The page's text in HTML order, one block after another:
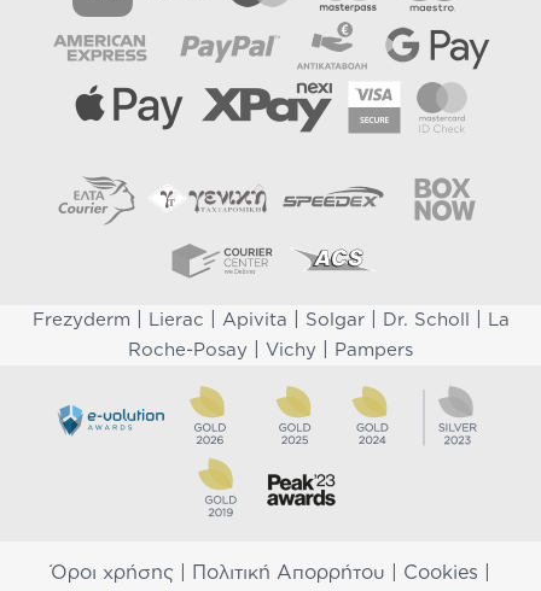
Frezyderm Lierac Apivita Solgar| Dr. Scholl
La
Roche-Posay
Vichy Pampers
Όροι χρήσης Πολιτική Απορρήτου Cookies